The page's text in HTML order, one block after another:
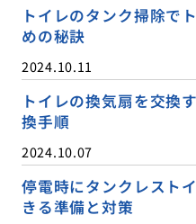
トイレのタンク掃除で
めの秘訣
2024.10.11
トイレの換気扇を交換
換手順
2024.10.07
停電時にタンクレスト
きる準備と対策